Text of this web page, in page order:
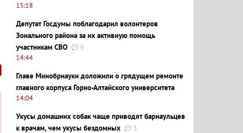
15:18
Депутат Госдумы поблагодарил волонтеров
Зонального района за их активную помощь
участникам СВО
9
14:44
Главе Минобрнауки доложили о грядущем ремонте
главного корпуса Горно-Алтайского университета
14:04
Укусы домашних собак чаще приводят барнаульцев
к врачам, чем укусы бездомных
3